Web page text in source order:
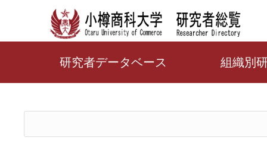
研究者データベース 組織別